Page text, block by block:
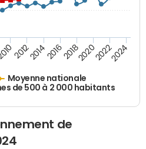
Moyenne nationale
de 500 à 2 000 habitants
2012201420162018202020222024
de